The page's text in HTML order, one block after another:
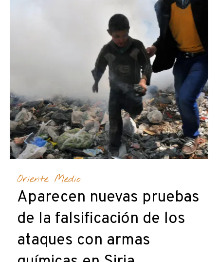
Oriente Medio
Aparecen nuevas pruebas
de la falsificación de los
ataques con armas